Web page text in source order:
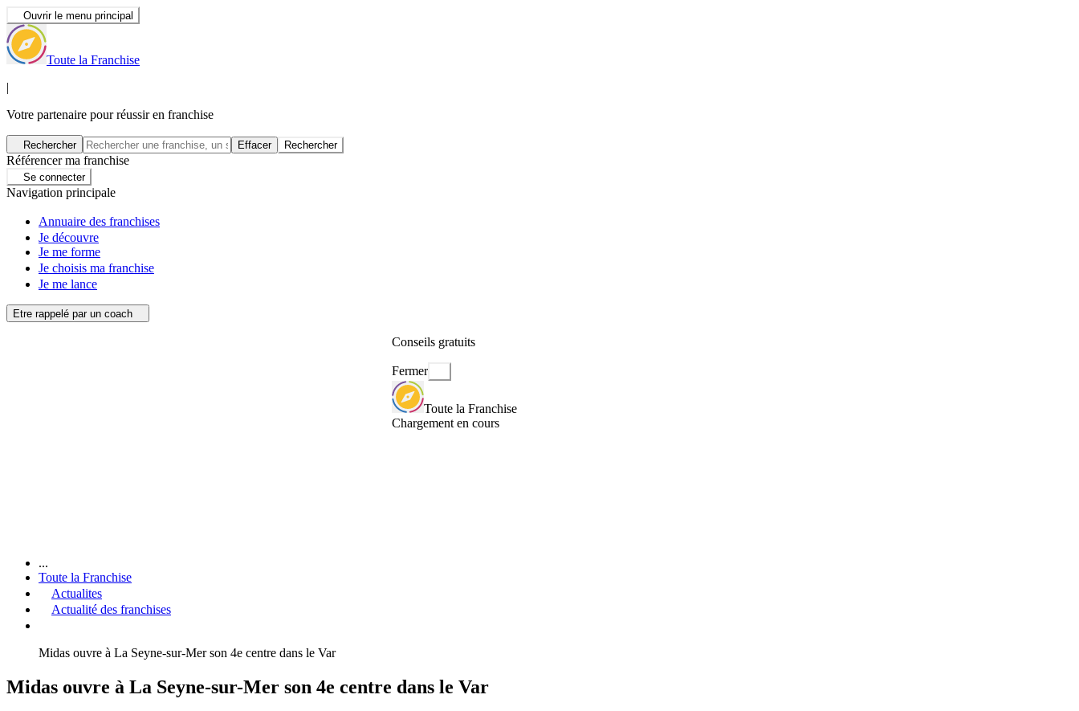
Ouvrir le menu principal
Toute la Franchise
|
Votre partenaire pour réussir en franchise
Rechercher Effacer Rechercher
Référencer ma franchise
Se connecter
Navigation principale
Annuaire des franchises
Je découvre
Je me forme
Je choisis ma franchise
Je me lance
Etre rappelé par un coach
Conseils gratuits
Fermer
Toute la Franchise
Chargement en cours
...
Toute la Franchise
Actualites
Actualité des franchises
Midas ouvre à La Seyne-sur-Mer son 4e centre dans le Var
Midas ouvre à La Seyne-sur-Mer son 4e centre dans le Var